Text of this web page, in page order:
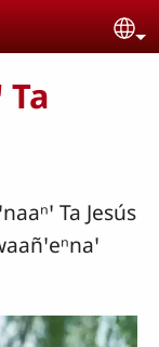
Ta
Ta Jesús